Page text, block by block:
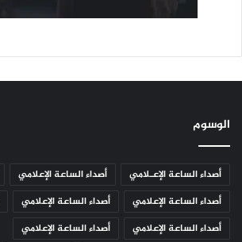
الوسوم
أصداء الساعة الإعـلامي أصداء الساعة الإعلامي
أصداء الساعة الإعلامي
أصداء الساعة الإعلامي
أصداء الساعة الإعلامي
أصداء الساعة الإعلامي